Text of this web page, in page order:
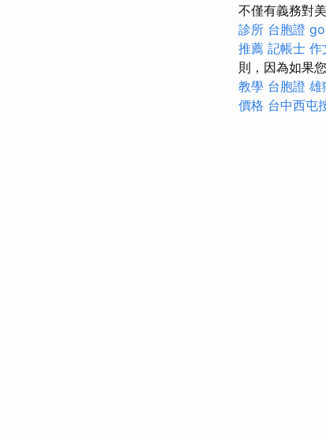
不僅有義務對
診所 台胞證
推薦 記帳士 作
則，因為如果
教學 台胞證 雄
價格 台中西屯